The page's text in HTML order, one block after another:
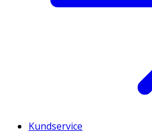
Kundservice